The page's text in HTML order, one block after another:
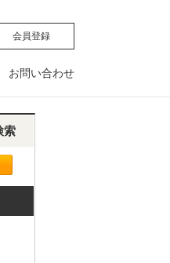
会員登録
お問い合わせ
索